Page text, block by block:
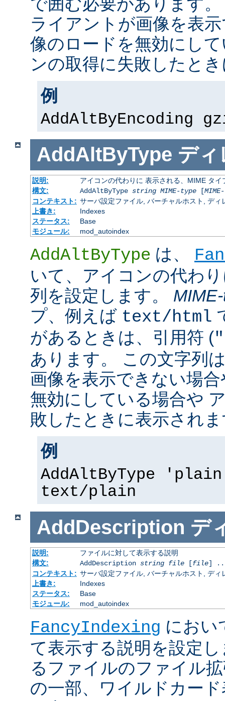
ライアントが画像を表
像のロードを無効にし
ンの取得に失敗したと
例
AddAltByEncoding
AddAltByType ディ
説明:
アイコンの代わりに 表示される、MIME タ
構文:
AddAltByType string MIME-type[
コンテキスト: サーバ設定ファイル, バーチャルホスト, ディ
上書き:
Indexes
ステータス:
Base
モジュール:
mod_autoindex
AddAltByType は、
いて、アイコンの代わ
列を設定します。
プ、例えば text/html
があるときは、引用符 ("
あります。 この文字列
画像を表示できない場
無効にしている場合や
敗したときに表示され
例
AddAltByType
text/plain
AddDescription デ
説明:
ファイルに対して表示する説明
構文:
AddDescription string file[file]
コンテキスト: サーバ設定ファイル, バーチャルホスト, ディ
上書き:
Indexes
ステータス:
Base
モジュール:
mod_autoindex
FancyIndexing におい
て表示する説明を設定
るファイルのファイル
の一部、ワイルドカー